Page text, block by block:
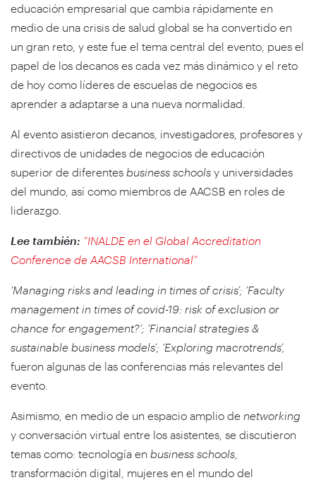
educación empresarial que cambia rápidamente en
medio de una crisis de salud global se ha convertido en
un gran reto, y este fue el tema central del evento, pues el
papel de los decanos es cada vez más dinámico y el reto
de hoy como líderes de escuelas de negocios es
aprender a adaptarse a una nueva normalidad.
Al evento asistieron decanos, investigadores, profesores y
directivos de unidades de negocios de educación
superior de diferentes business schools y universidades
del mundo, así como miembros de AACSB en roles de
liderazgo.
Lee también: “INALDE en el Global Accreditation
Conference de AACSB International”
‘Managing risks and leading in times of crisis’; ‘Faculty
management in times of covid-19: risk of exclusion or
chance for engagement?’; ‘Financial strategies &
sustainable business models’; ‘Exploring macrotrends’,
fueron algunas de las conferencias más relevantes del
evento.
Asimismo, en medio de un espacio amplio de networking
y conversación virtual entre los asistentes, se discutieron
temas como: tecnología en business schools
transformación digital, mujeres en el mundo del